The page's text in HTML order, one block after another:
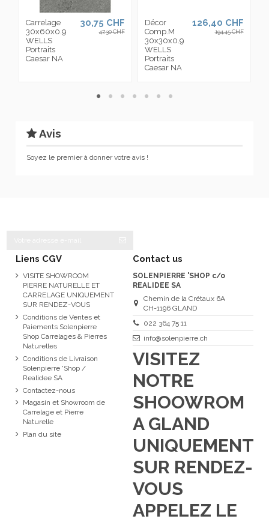
Carrelage
30x60x0.9
WELLS
Portraits
Caesar NA
30,75 CHF
47,30 CHF
Décor
Comp.M
30x30x0.9
WELLS
Portraits
Caesar NA
126,40 CHF
194,45 CHF
Avis
Soyez le premier à donner votre avis !
Liens CGV
VISITE SHOWROOM
PIERRE NATURELLE ET
CARRELAGE UNIQUEMENT
SUR RENDEZ-VOUS
Conditions de Ventes et
Paiements Solenpierre
Shop Carrelages & Pierres
Naturelles
Conditions de Livraison
Solenpierre 'Shop /
Realidee SA
Contactez-nous
Magasin et Showroom de
Carrelage et Pierre
Naturelle
Plan du site
Contact us
SOLENPIERRE 'SHOP c/o
REALIDEE SA
Chemin de la Crétaux 6A
CH-1196 GLAND
022 364 75 11
info@solenpierre.ch
VISITEZ
NOTRE
SHOOWROM
A GLAND
UNIQUEMENT
SUR RENDEZ-
VOUS
APPELEZ LE